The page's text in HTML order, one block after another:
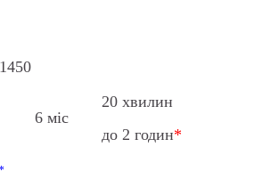
1450
6 міс
20 хвилин
до 2 годин*